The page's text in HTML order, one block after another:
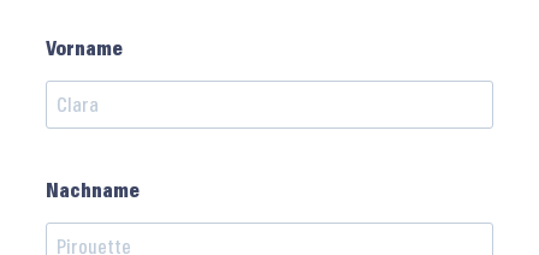
Vorname
Nachname